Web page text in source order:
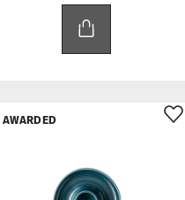
AWARDED